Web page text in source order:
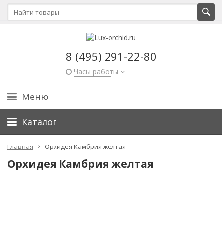
8 (495) 291-22-80
Часы работы
Меню
Каталог
Главная Орхидея Камбрия желтая
Орхидея Камбрия желтая